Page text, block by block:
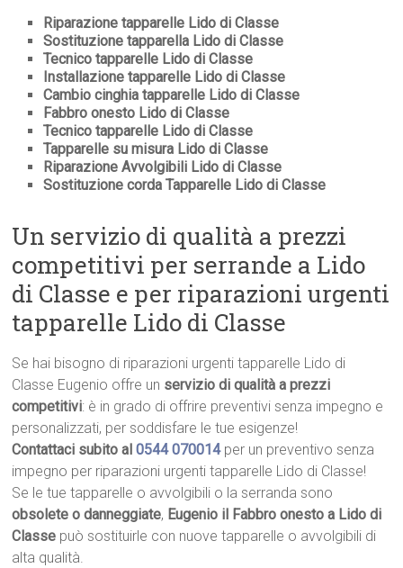
Riparazione tapparelle Lido di Classe
Sostituzione tapparella Lido di Classe
Tecnico tapparelle Lido di Classe
Installazione tapparelle Lido di Classe
Cambio cinghia tapparelle Lido di Classe
Fabbro onesto Lido di Classe
Tecnico tapparelle Lido di Classe
Tapparelle su misura Lido di Classe
Riparazione Avvolgibili Lido di Classe
Sostituzione corda Tapparelle Lido di Classe
Un servizio di qualità a prezzi
competitivi per serrande a Lido
di Classe e per riparazioni urgenti
tapparelle Lido di Classe
Se hai bisogno di riparazioni urgenti tapparelle Lido di
Classe Eugenio offre un servizio di qualità a prezzi
competitivi: è in grado di offrire preventivi senza impegno e
personalizzati, per soddisfare le tue esigenze!
Contattaci subito al0544 070014 per un preventivo senza
impegno per riparazioni urgenti tapparelle Lido di Classe!
Se le tue tapparelle o avvolgibili o la serranda sono
obsolete o danneggiate, Eugenio il Fabbro onesto a Lido di
Classe può sostituirle con nuove tapparelle o avvolgibili di
alta qualità.